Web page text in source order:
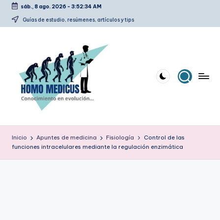
Saltar
sáb., 8 ago. 2026 - 3:52:35 AM
Guías de estudio, resúmenes, artículos y tips
o
m
estudio,
Inicio Apuntes de medicina Fisiología
Control de las
funciones intracelulares mediante la regulación enzimática